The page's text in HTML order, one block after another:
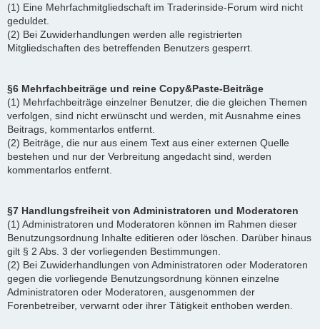
(1) Eine Mehrfachmitgliedschaft im Traderinside-Forum wird nicht
geduldet.
(2) Bei Zuwiderhandlungen werden alle registrierten
Mitgliedschaften des betreffenden Benutzers gesperrt.
§6 Mehrfachbeiträge und reine Copy&Paste-Beiträge
(1) Mehrfachbeiträge einzelner Benutzer, die die gleichen Themen
verfolgen, sind nicht erwünscht und werden, mit Ausnahme eines
Beitrags, kommentarlos entfernt.
(2) Beiträge, die nur aus einem Text aus einer externen Quelle
bestehen und nur der Verbreitung angedacht sind, werden
kommentarlos entfernt.
§7 Handlungsfreiheit von Administratoren und Moderatoren
(1) Administratoren und Moderatoren können im Rahmen dieser
Benutzungsordnung Inhalte editieren oder löschen. Darüber hinaus
gilt § 2 Abs. 3 der vorliegenden Bestimmungen.
(2) Bei Zuwiderhandlungen von Administratoren oder Moderatoren
gegen die vorliegende Benutzungsordnung können einzelne
Administratoren oder Moderatoren, ausgenommen der
Forenbetreiber, verwarnt oder ihrer Tätigkeit enthoben werden.